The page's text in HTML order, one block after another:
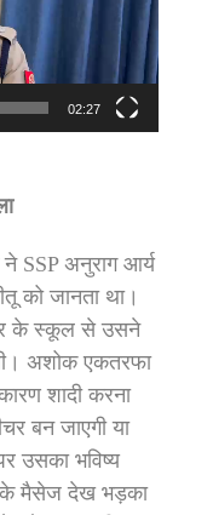
02:27
SSP अनुराग आर्य
को जानता था।
के स्कूल से उसने
अशोक एकतरफा
शादी करना
बन जाएगी या
उसका भविष्य
के मैसेज देख भड़का